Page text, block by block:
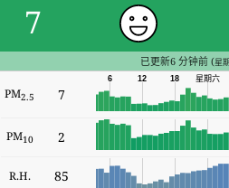
7
已更新6 分钟前 (星
PM2.5 7
星期六
18
12
6
PM10 2
R.H. 85